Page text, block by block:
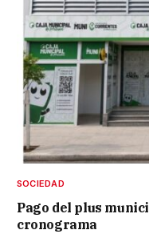
SOCIEDAD
Pago del plus
cronograma